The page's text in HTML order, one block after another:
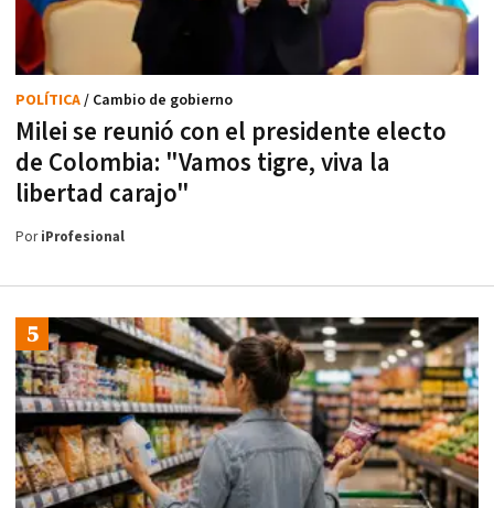
Milei se reunió con el presidente electo
de Colombia: "Vamos tigre, viva la
libertad carajo"
POLÍTICA/ Cambio de gobierno
PoriProfesional